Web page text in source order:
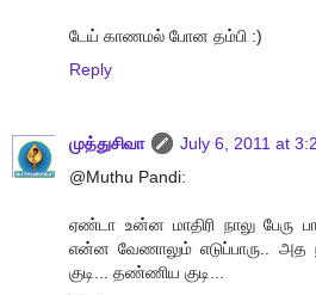
டேய் காணமல் போன தம்பி :)
Reply
முத்துசிவா
July 6, 2011 at
@Muthu Pandi:
ஏண்டா உன்ன மாதிரி நாலு பேரு
என்ன வேணாலும் எடுப்பாரு..
குடி... தண்ணிய குடி...